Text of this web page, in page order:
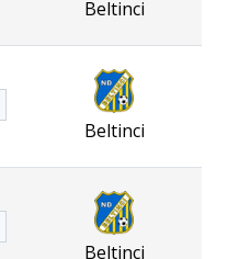
Beltinci
Beltinci
Beltinci